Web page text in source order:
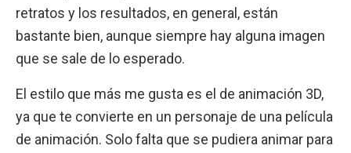
retratos y los resultados, en general, están
bastante bien, aunque siempre hay alguna imagen
que se sale de lo esperado.
El estilo que más me gusta es el de animación 3D,
ya que te convierte en un personaje de una película
de animación. Solo falta que se pudiera animar para